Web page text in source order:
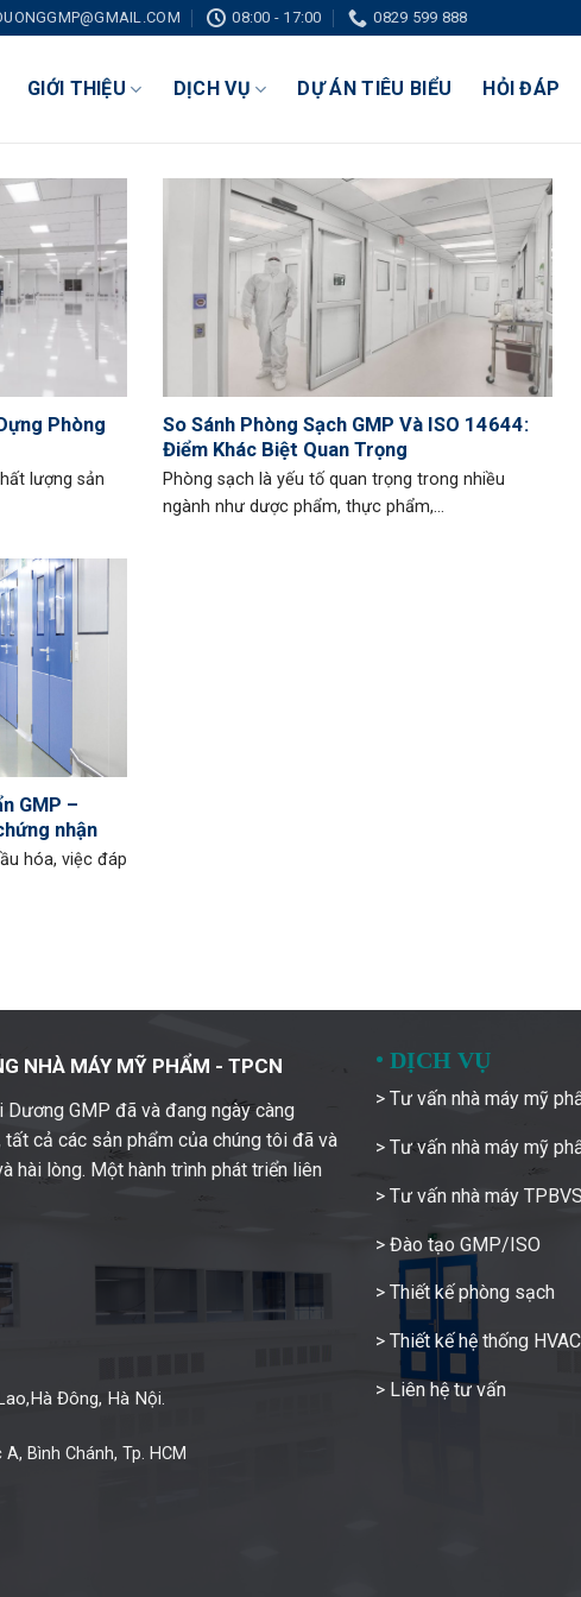
08:00 - 17:00 0829 599 888
GIỚI THIỆU DỊCH VỤ DỰ ÁN TIÊU BIỂU HỎI ĐÁP
Phòng
lượng sản
So Sánh Phòng Sạch GMP Và ISO 14644:
Điểm Khác Biệt Quan Trọng
Phòng sạch là yếu tố quan trọng trong nhiều
ngành như dược phẩm, thực phẩm,...
GMP –
nhận
hóa, việc đáp
NHÀ MÁY MỸ PHẨM - TPCN
Dương GMP đã và đang ngày càng
cả các sản phẩm của chúng tôi đã và
hài lòng. Một hành trình phát triển liên
Đông, Hà Nội.
Bình Chánh, Tp. HCM
• DỊCH VỤ
> Tư vấn nhà máy mỹ
> Tư vấn nhà máy mỹ
> Tư vấn nhà máy
> Đào tạo GMP/ISO
> Thiết kế phòng sạch
> Thiết kế hệ thống HVAC
> Liên hệ tư vấn